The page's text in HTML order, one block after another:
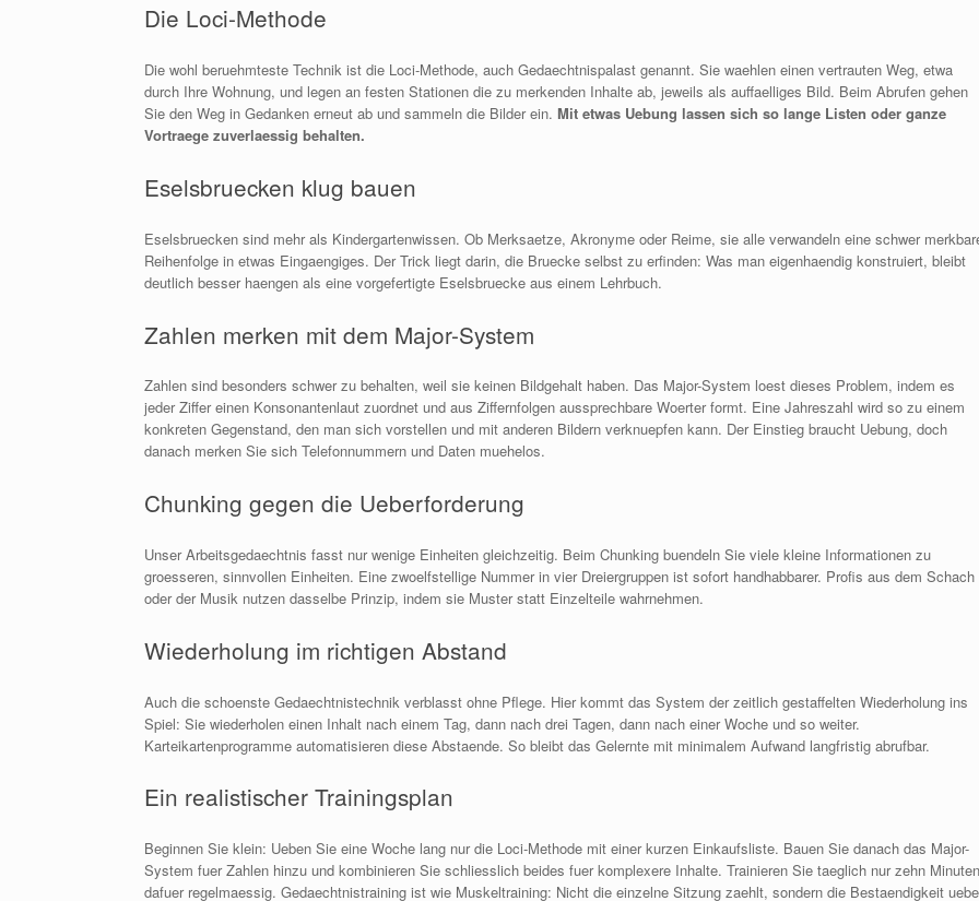
Die Loci-Methode
Die wohl beruehmteste Technik ist die Loci-Methode, auch Gedaechtnispalast genannt. Sie waehlen einen vertrauten Weg, etwa
durch Ihre Wohnung, und legen an festen Stationen die zu merkenden Inhalte ab, jeweils als auffaelliges Bild. Beim Abrufen gehen
Sie den Weg in Gedanken erneut ab und sammeln die Bilder ein. Mit etwas Uebung lassen sich so lange Listen oder ganze
Vortraege zuverlaessig behalten.
Eselsbruecken klug bauen
Eselsbruecken sind mehr als Kindergartenwissen. Ob Merksaetze, Akronyme oder Reime, sie alle verwandeln eine schwer
Reihenfolge in etwas Eingaengiges. Der Trick liegt darin, die Bruecke selbst zu erfinden: Was man eigenhaendig konstruiert, bleibt
deutlich besser haengen als eine vorgefertigte Eselsbruecke aus einem Lehrbuch.
Zahlen merken mit dem Major-System
Zahlen sind besonders schwer zu behalten, weil sie keinen Bildgehalt haben. Das Major-System loest dieses Problem, indem es
jeder Ziffer einen Konsonantenlaut zuordnet und aus Ziffernfolgen aussprechbare Woerter formt. Eine Jahreszahl wird so zu einem
konkreten Gegenstand, den man sich vorstellen und mit anderen Bildern verknuepfen kann. Der Einstieg braucht Uebung, doch
danach merken Sie sich Telefonnummern und Daten muehelos.
Chunking gegen die Ueberforderung
Unser Arbeitsgedaechtnis fasst nur wenige Einheiten gleichzeitig. Beim Chunking buendeln Sie viele kleine Informationen zu
groesseren, sinnvollen Einheiten. Eine zwoelfstellige Nummer in vier Dreiergruppen ist sofort handhabbarer. Profis aus dem Schach
oder der Musik nutzen dasselbe Prinzip, indem sie Muster statt Einzelteile wahrnehmen.
Wiederholung im richtigen Abstand
Auch die schoenste Gedaechtnistechnik verblasst ohne Pflege. Hier kommt das System der zeitlich gestaffelten Wiederholung ins
Spiel: Sie wiederholen einen Inhalt nach einem Tag, dann nach drei Tagen, dann nach einer Woche und so weiter.
Karteikartenprogramme automatisieren diese Abstaende. So bleibt das Gelernte mit minimalem Aufwand langfristig abrufbar.
Ein realistischer Trainingsplan
Beginnen Sie klein: Ueben Sie eine Woche lang nur die Loci-Methode mit einer kurzen Einkaufsliste. Bauen Sie danach das Major-
System fuer Zahlen hinzu und kombinieren Sie schliesslich beides fuer komplexere Inhalte. Trainieren Sie taeglich nur zehn
dafuer regelmaessig. Gedaechtnistraining ist wie Muskeltraining: Nicht die einzelne Sitzung zaehlt, sondern die Bestaendigkeit